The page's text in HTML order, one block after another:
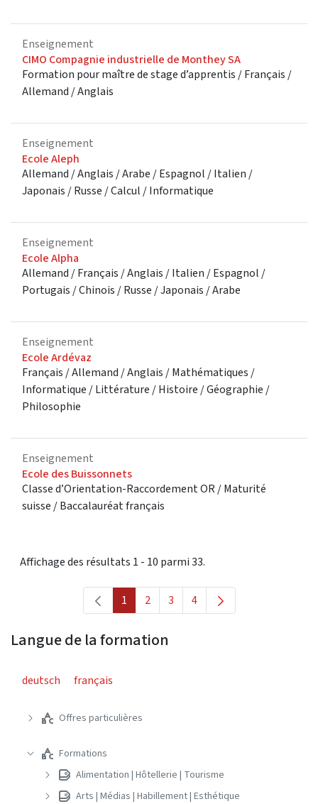
Enseignement
CIMO Compagnie industrielle de Monthey SA
Formation pour maître de stage d’apprentis / Français /
Allemand / Anglais
Enseignement
Ecole Aleph
Allemand / Anglais / Arabe / Espagnol / Italien /
Japonais / Russe / Calcul / Informatique
Enseignement
Ecole Alpha
Allemand / Français / Anglais / Italien / Espagnol /
Portugais / Chinois / Russe / Japonais / Arabe
Enseignement
Ecole Ardévaz
Français / Allemand / Anglais / Mathématiques /
Informatique / Littérature / Histoire / Géographie /
Philosophie
Enseignement
Ecole des Buissonnets
Classe d’Orientation-Raccordement OR / Maturité
suisse / Baccalauréat français
Affichage des résultats 1 - 10 parmi 33.
Page
1 Page
2 Page
3 Page
4
Langue de la formation
deutsch français
Offres particulières
Formations
Alimentation | Hôtellerie | Tourisme
Arts | Médias | Habillement | Esthétique